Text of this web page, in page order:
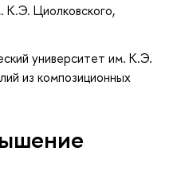
К.Э. Циолковского,
университет им. К.Э.
из композиционных